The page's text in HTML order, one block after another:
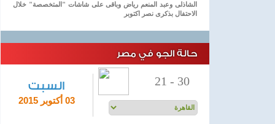
الشاذلى وعبد المنعم رياض وباقى على شاشات "المتخصصة" خلال
الاحتفال بذكرى نصر اكتوبر
حالة الجو في مصر
السبت
03 أكتوبر 2015
21 - 30